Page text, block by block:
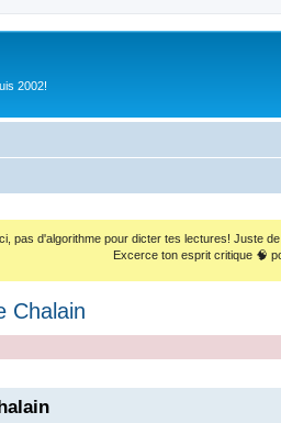
2002!
pas d'algorithme pour dicter tes lectures! Juste
Excerce ton esprit critique 🧠
Chalain